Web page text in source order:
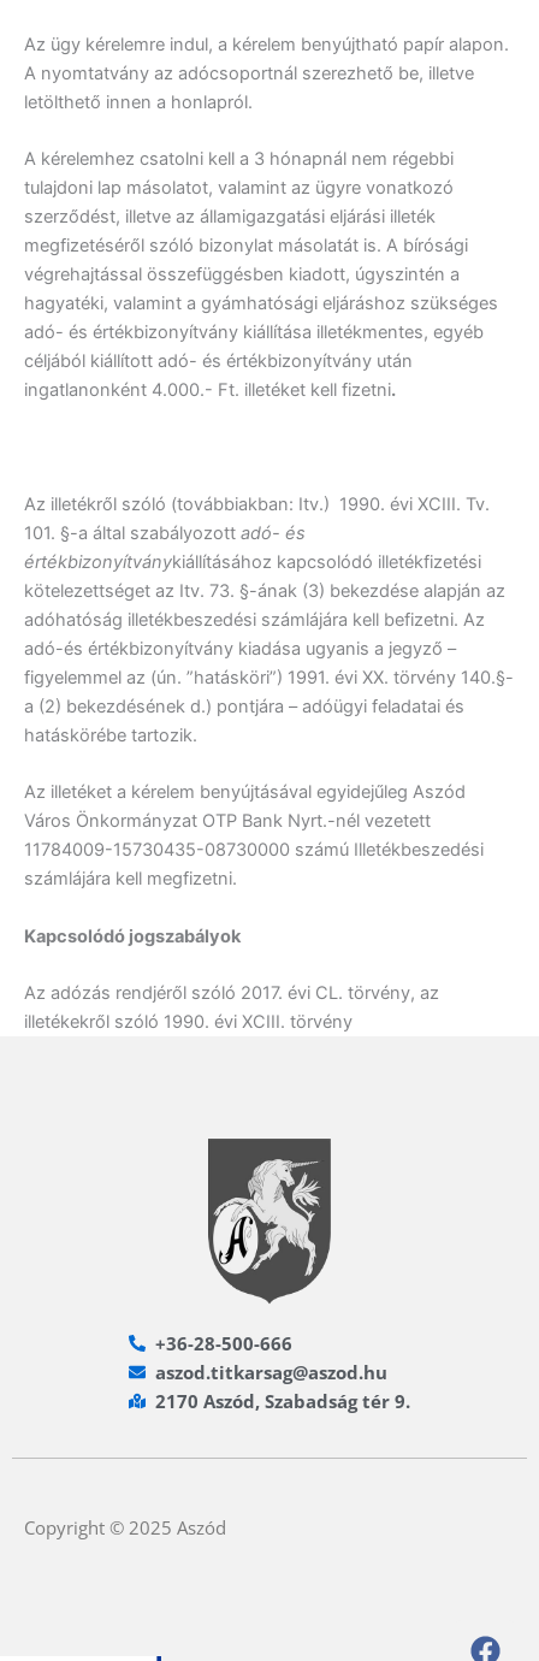
Az ügy kérelemre indul, a kérelem benyújtható papír alapon.
A nyomtatvány az adócsoportnál szerezhető be, illetve
letölthető innen a honlapról.
A kérelemhez csatolni kell a 3 hónapnál nem régebbi
tulajdoni lap másolatot, valamint az ügyre vonatkozó
szerződést, illetve az államigazgatási eljárási illeték
megfizetéséről szóló bizonylat másolatát is. A bírósági
végrehajtással összefüggésben kiadott, úgyszintén a
hagyatéki, valamint a gyámhatósági eljáráshoz szükséges
adó- és értékbizonyítvány kiállítása illetékmentes, egyéb
céljából kiállított adó- és értékbizonyítvány után
ingatlanonként 4.000.- Ft. illetéket kell fizetni.
Az illetékről szóló (továbbiakban: Itv.) 1990. évi XCIII. Tv.
101. §-a által szabályozott adó- és
értékbizonyítványkiállításához kapcsolódó illetékfizetési
kötelezettséget az Itv. 73. §-ának (3) bekezdése alapján az
adóhatóság illetékbeszedési számlájára kell befizetni. Az
adó-és értékbizonyítvány kiadása ugyanis a jegyző –
figyelemmel az (ún. ”hatásköri”) 1991. évi XX. törvény 140.§-
a (2) bekezdésének d.) pontjára – adóügyi feladatai és
hatáskörébe tartozik.
Az illetéket a kérelem benyújtásával egyidejűleg Aszód
Város Önkormányzat OTP Bank Nyrt.-nél vezetett
11784009-15730435-08730000 számú Illetékbeszedési
számlájára kell megfizetni.
Kapcsolódó jogszabályok
Az adózás rendjéről szóló 2017. évi CL. törvény, az
illetékekről szóló 1990. évi XCIII. törvény
+36-28-500-666
aszod.titkarsag@aszod.hu
2170 Aszód, Szabadság tér 9.
Copyright © 2025 Aszód
F